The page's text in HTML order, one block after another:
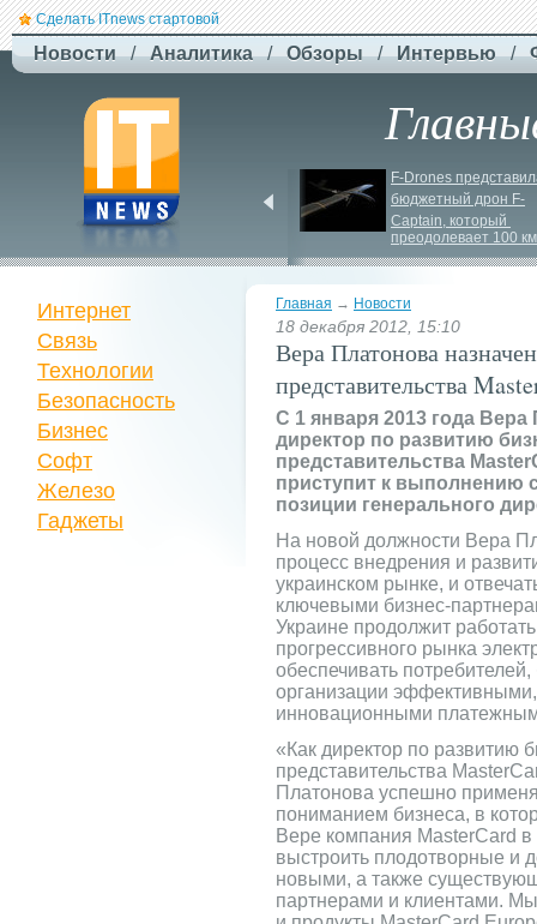
Сделать ITnews стартовой
Новости / Аналитика / Обзоры / Интервью /
плату за ручну поклажу
F-Drones
бюджетный дрон F-
Сaptain, который
преодолевает 100 км
Главная → Новости
18 декабря 2012, 15:10
Вера Платонова
представительства
C 1 января 2013 года
директор по развитию
представительства
приступит к выполнению
позиции генерального
На новой должности Вера
процесс внедрения и
украинском рынке, и
ключевыми бизнес-
Украине продолжит
прогрессивного рынка
обеспечивать
организации
инновационными
«Как директор по развитию
представительства
Платонова успешно
пониманием бизнеса, в
Вере компания MasterCard в
выстроить плодотворные и
новыми, а также
партнерами и клиентами.
Интернет
Связь
Технологии
Безопасность
Бизнес
Софт
Железо
Гаджеты